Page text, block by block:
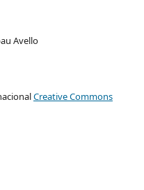
Avello
Creative Commons